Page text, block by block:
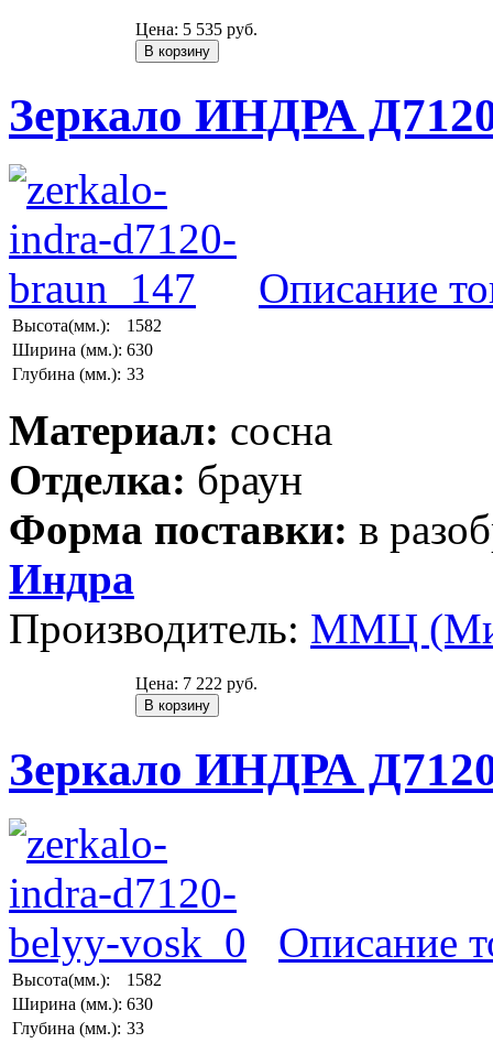
Цена: 5 535 руб.
Зеркало ИНДРА
Описание
Высота(мм.):
1582
Ширина (мм.): 630
Глубина (мм.): 33
Материал: сосна
Отделка: браун
Форма поставки: в
Индра
Производитель: ММЦ
Цена: 7 222 руб.
Зеркало ИНДРА
Описание
Высота(мм.):
1582
Ширина (мм.): 630
Глубина (мм.): 33